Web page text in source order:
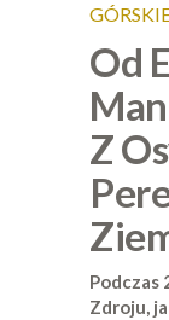
Od
Z
Podczas
Zdroju,